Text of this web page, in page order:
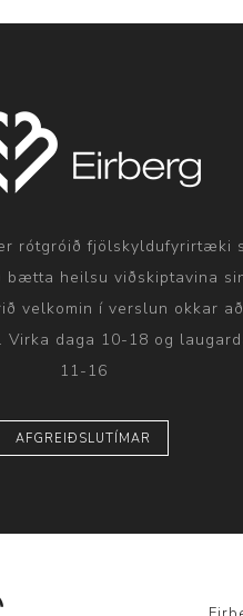
rótgróið fjölskyldufyrirtæki
bætta heilsu viðskiptavina
velkomin í verslun okkar að
Virka daga 10-18 og
11-16
AFGREIÐSLUTÍMAR